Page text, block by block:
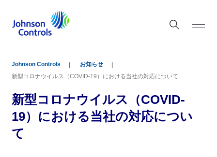
Johnson Controls
お知らせ
新型コロナウイルス（COVID-19）における当社の対応について
新型コロナウイルス（COVID-
19）における当社の対応につい
て